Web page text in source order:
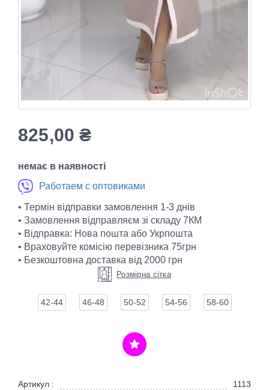
825,00₴
немає в наявності
Работаем с оптовиками
• Термін відправки замовлення 1-3 днів
• Замовлення відправляєм зі складу 7КМ
• Відправка: Нова пошта або Укрпошта
• Враховуйте комісію перевізника 75грн
• Безкоштовна доставка від 2000 грн
Розмірна сітка
42-44 46-48 50-52 54-56 58-60
Артикул : 1113